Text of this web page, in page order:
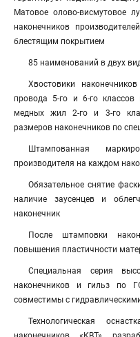
Матовое олово-висмутовое
наконечников
блестящим покрытием
85 наименований в двух
Хвостовики
провода 5-го и 6-го
медных жил 2-го и 3-го
размеров наконечников по
Штампованная
производителя на каждом
Обязательное снятие
наличие заусенцев и
наконечник
После штамповки
повышения пластичности
Специальная серия
наконечников и гильз по
совместимы с
Технологическая